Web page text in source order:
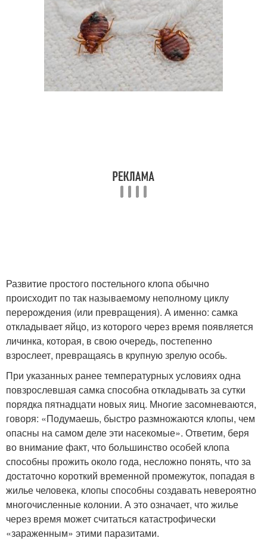
Развитие простого постельного клопа обычно
происходит по так называемому неполному циклу
перерождения (или превращения). А именно: самка
откладывает яйцо, из которого через время появляется
личинка, которая, в свою очередь, постепенно
взрослеет, превращаясь в крупную зрелую особь.
При указанных ранее температурных условиях одна
повзрослевшая самка способна откладывать за сутки
порядка пятнадцати новых яиц. Многие засомневаются,
говоря: «Подумаешь, быстро размножаются клопы, чем
опасны на самом деле эти насекомые». Ответим, беря
во внимание факт, что большинство особей клопа
способны прожить около года, несложно понять, что за
достаточно короткий временной промежуток, попадая в
жилье человека, клопы способны создавать невероятно
многочисленные колонии. А это означает, что жилье
через время может считаться катастрофически
«зараженным» этими паразитами.